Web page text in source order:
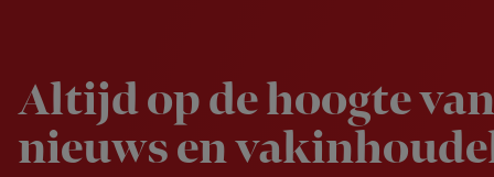
Altijd op de hoogte
nieuws en